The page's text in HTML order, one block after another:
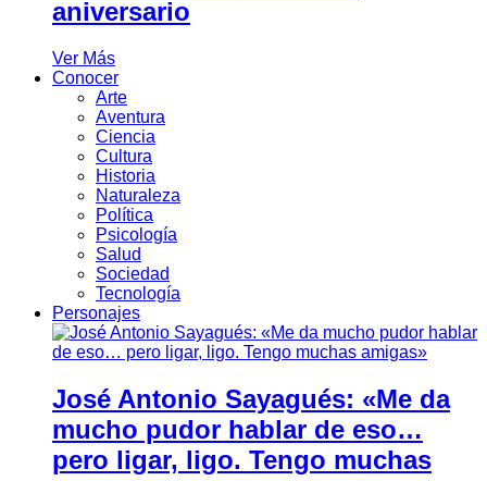
aniversario
Ver Más
Conocer
Arte
Aventura
Ciencia
Cultura
Historia
Naturaleza
Política
Psicología
Salud
Sociedad
Tecnología
Personajes
José Antonio Sayagués: «Me da
mucho pudor hablar de eso…
pero ligar, ligo. Tengo muchas